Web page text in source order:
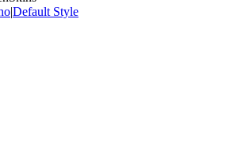
|Default Style